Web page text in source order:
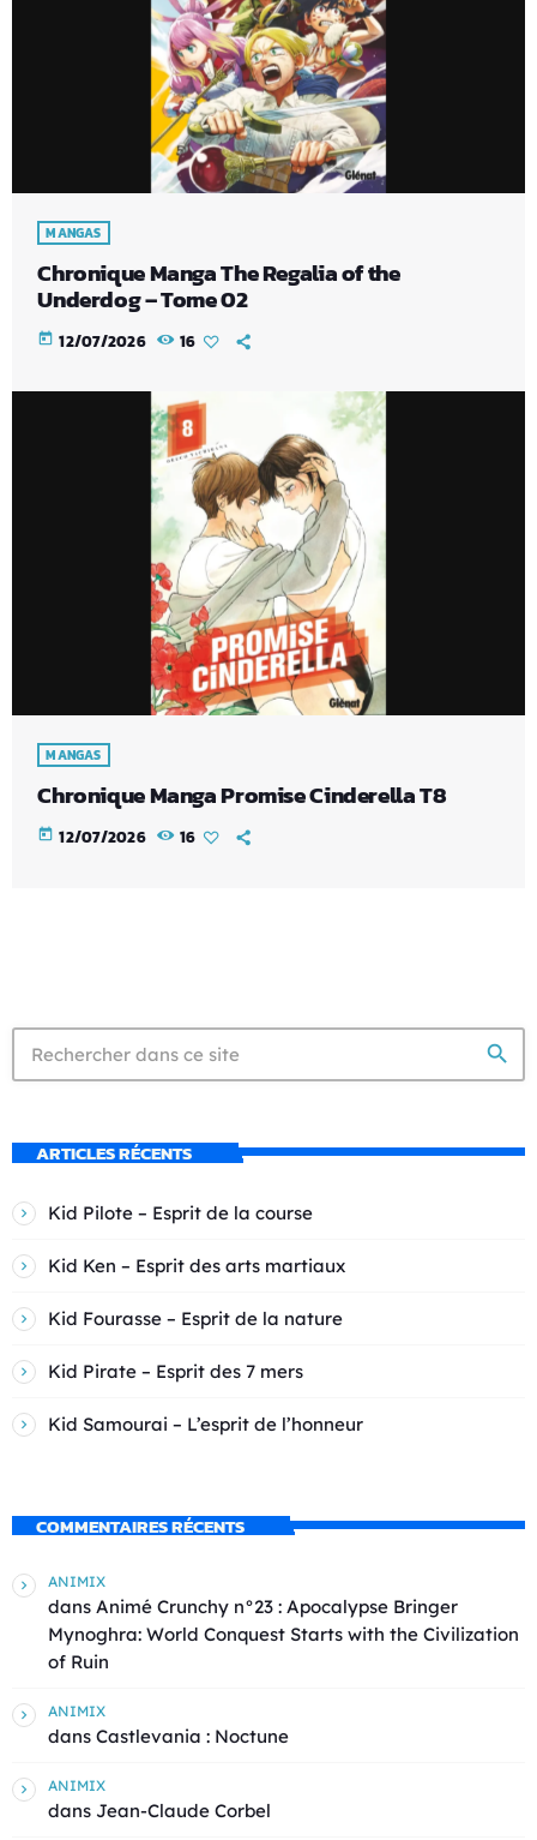
MANGAS
Chronique Manga The Regalia of the
Underdog – Tome 02
today 12/07/2026 16
MANGAS
Chronique Manga Promise Cinderella T8
today 12/07/2026 16
search
ARTICLES RÉCENTS
Kid Pilote – Esprit de la course
Kid Ken – Esprit des arts martiaux
Kid Fourasse – Esprit de la nature
Kid Pirate – Esprit des 7 mers
Kid Samourai – L’esprit de l’honneur
COMMENTAIRES RÉCENTS
ANIMIX
dans Animé Crunchy n°23 : Apocalypse Bringer
Mynoghra: World Conquest Starts with the Civilization
of Ruin
ANIMIX
dans Castlevania : Noctune
ANIMIX
dans Jean-Claude Corbel